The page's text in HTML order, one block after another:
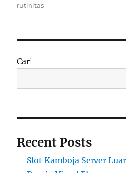
on
rutinitas
Cari
Recent Posts
Slot Kamboja Server